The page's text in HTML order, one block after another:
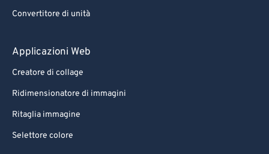
Convertitore di unità
Applicazioni Web
Creatore di collage
Ridimensionatore di immagini
Ritaglia immagine
Selettore colore